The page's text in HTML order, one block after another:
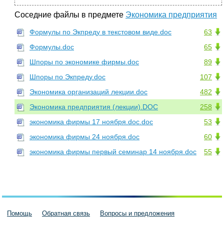
Соседние файлы в предмете Экономика предприятия
63
Формулы по Экпреду в текстовом виде.doc
65
Формулы.doc
89
Шпоры по экономике фирмы.doc
107
Шпоры по Экпреду.doc
482
Экономика организаций лекции.doc
258
Экономика предприятия (лекции).DOC
53
экономика фирмы 17 ноября.doc.doc
60
экономика фирмы 24 ноября.doc
55
экономика фирмы первый семинар 14 ноября.doc
Помощь Обратная связь Вопросы и предложения